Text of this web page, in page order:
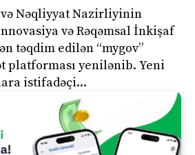
Nəqliyyat Nazirliyinin
və Rəqəmsal İnkişaf
təqdim edilən “mygov”
platforması yenilənib. Yeni
istifadəçi...